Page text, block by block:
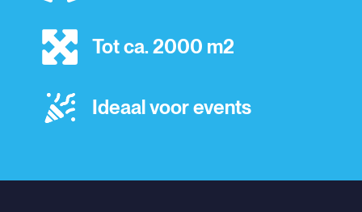
Tot ca. 2000 m2
Ideaal voor events